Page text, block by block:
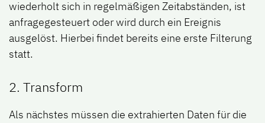
wiederholt sich in regelmäßigen Zeitabständen, ist
anfragegesteuert oder wird durch ein Ereignis
ausgelöst. Hierbei findet bereits eine erste Filterung
statt.
2. Tr​a​nsfo​rm
Als nächstes müssen die extrahierten Daten für die